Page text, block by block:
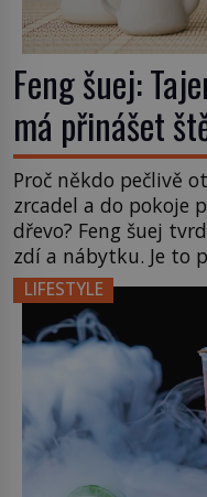
Feng šuej:
má přinášet
Proč někdo pečlivě
zrcadel a do pokoje
dřevo? Feng šuej
zdí a nábytku. Je to
čchi a jeho
něm člověk cítí.
a jeho historie […]
LIFESTYLE